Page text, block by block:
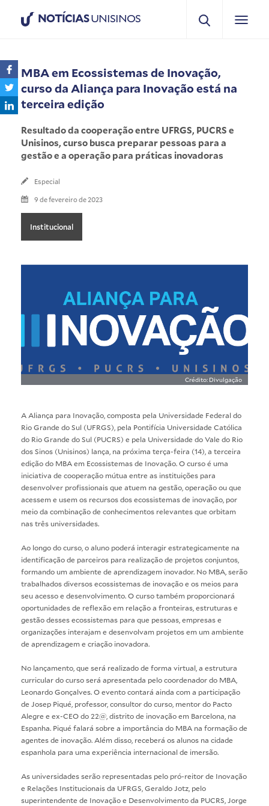
NOTÍCIASUNISINOS
MBA em Ecossistemas de Inovação,
curso da Aliança para Inovação está na
terceira edição
Resultado da cooperação entre UFRGS, PUCRS e
Unisinos, curso busca preparar pessoas para a
gestão e a operação para práticas inovadoras
Especial
9 de fevereiro de 2023
Institucional
Crédito: Divulgação
A Aliança para Inovação, composta pela Universidade Federal do
Rio Grande do Sul (UFRGS), pela Pontifícia Universidade Católica
do Rio Grande do Sul (PUCRS) e pela Universidade do Vale do Rio
dos Sinos (Unisinos) lança, na próxima terça-feira (14), a terceira
edição do MBA em Ecossistemas de Inovação. O curso é uma
iniciativa de cooperação mútua entre as instituições para
desenvolver profissionais que atuem na gestão, operação ou que
acessem e usem os recursos dos ecossistemas de inovação, por
meio da combinação de conhecimentos relevantes que orbitam
nas três universidades.
Ao longo do curso, o aluno poderá interagir estrategicamente na
identificação de parceiros para realização de projetos conjuntos,
formando um ambiente de aprendizagem inovador. No MBA, serão
trabalhados diversos ecossistemas de inovação e os meios para
seu acesso e desenvolvimento. O curso também proporcionará
oportunidades de reflexão em relação a fronteiras, estruturas e
gestão desses ecossistemas para que pessoas, empresas e
organizações interajam e desenvolvam projetos em um ambiente
de aprendizagem e criação inovadora.
No lançamento, que será realizado de forma virtual, a estrutura
curricular do curso será apresentada pelo coordenador do MBA,
Leonardo Gonçalves. O evento contará ainda com a participação
de Josep Piqué, professor, consultor do curso, mentor do Pacto
Alegre e ex-CEO do 22@, distrito de inovação em Barcelona, na
Espanha. Piqué falará sobre a importância do MBA na formação de
agentes de inovação. Além disso, receberá os alunos na cidade
espanhola para uma experiência internacional de imersão.
As universidades serão representadas pelo pró-reitor de Inovação
e Relações Institucionais da UFRGS, Geraldo Jotz, pelo
superintendente de Inovação e Desenvolvimento da PUCRS, Jorge